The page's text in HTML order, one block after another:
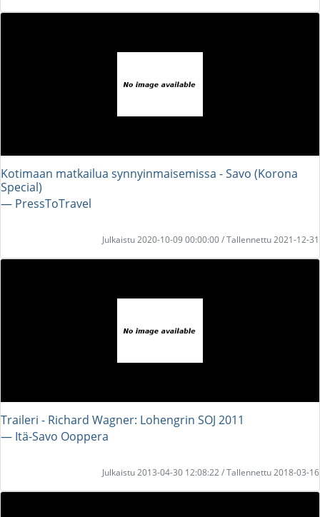
Kotimaan matkailua synnyinmaisemissa - Savo (Korona
Special)
― PressToTravel
Julkaistu 2020-10-09 00:00:00 / Tallennettu 2021-12-31
Traileri - Richard Wagner: Lohengrin SOJ 2011
― Itä-Savo Ooppera
Julkaistu 2013-04-30 12:08:22 / Tallennettu 2018-03-16